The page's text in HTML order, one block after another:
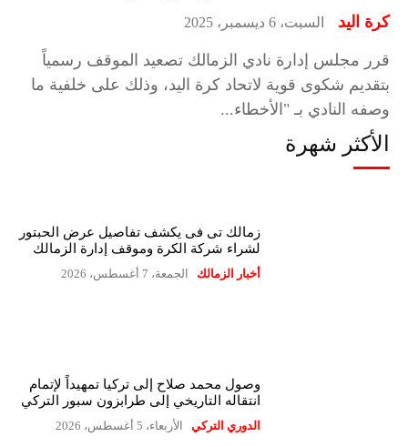
كرة اليد السبت، 6 ديسمبر، 2025
قرر مجلس إدارة نادي الزمالك تصعيد الموقف رسمياً
بتقديم شكوى قوية لاتحاد كرة اليد، وذلك على خلفية ما
وصفه النادي بـ "الأخطاء...
الأكثر شهرة
زمالك تى فى يكشف تفاصيل عرض الحبتور
لشراء شركة الكرة وموقف إدارة الزمالك
أخبار الزمالك الجمعة، 7 أغسطس، 2026
وصول محمد صلاح إلى تركيا تمهيداً لإتمام
انتقاله التاريخي إلى طرابزون سبور التركي
الدوري التركي الأربعاء، 5 أغسطس، 2026